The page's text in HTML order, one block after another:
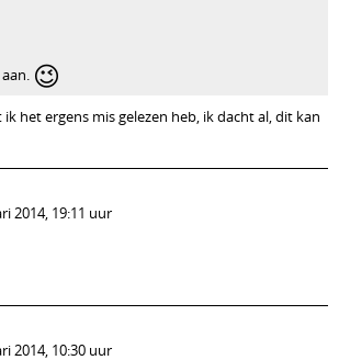
😉
het ergens mis gelezen heb, ik dacht al, dit kan
2014, 19:11 uur
2014, 10:30 uur